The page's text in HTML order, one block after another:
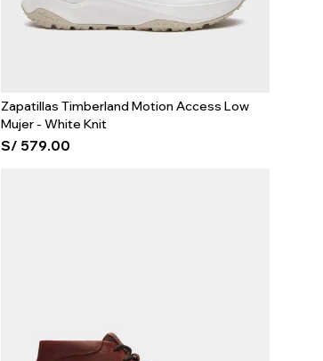
Zapatillas Timberland Motion Access Low
Mujer - White Knit
S/ 579.00